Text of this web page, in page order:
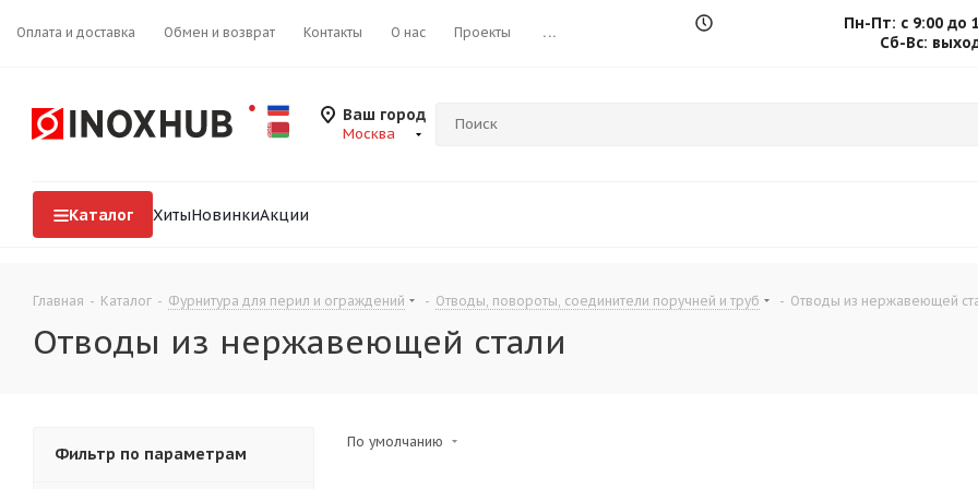
Оплата и доставка Обмен и возврат Контакты О нас Проекты ...
Пн-Пт: с 9:00 до
Сб-Вс:
Ваш город
Москва
Каталог ХитыНовинкиАкции
Главная - Каталог - Фурнитура для перил и ограждений - Отводы, повороты, соединители поручней и труб - Отводы из нержавеющей
Отводы из нержавеющей стали
По умолчанию
Фильтр по параметрам